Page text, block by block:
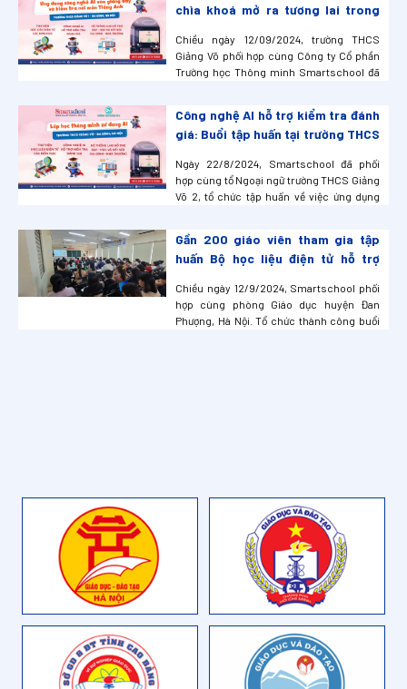
chìa khoá mở ra tương lai trong
Anh của trường THCS Giảng Võ 1
Chiều ngày 12/09/2024, trường THCS
Giảng Võ phối hợp cùng Công ty Cổ phần
Trường học Thông minh Smartschool đã
trong dạy học thông minh”.
Công nghệ AI hỗ trợ kiểm tra đánh
giá: Buổi tập huấn tại trường THCS
Ngày 22/8/2024, Smartschool đã phối
hợp cùng tổ Ngoại ngữ trường THCS Giảng
Võ 2, tổ chức tập huấn về việc ứng dụng
Speaking cho học sinh. Hoạt động này là
một phần trong chiến lược nâng cao ch...
Gần 200 giáo viên tham gia tập
huấn Bộ học liệu điện tử hỗ trợ
trường huyện Đan Phượng, Hà Nội
Chiều ngày 12/9/2024, Smartschool phối
hợp cùng phòng Giáo dục huyện Đan
Phượng, Hà Nội. Tổ chức thành công buổi